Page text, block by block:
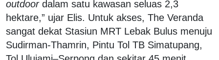
outdoordalam satu kawasan seluas 2,3
hektare,” ujar Elis. Untuk akses, The Veranda
sangat dekat Stasiun MRT Lebak Bulus menuju
Sudirman-Thamrin, Pintu Tol TB Simatupang,